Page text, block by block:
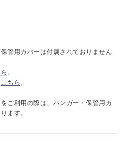
管用カバーは付属されておりません
。
こちら 。
ご利用の際は、ハンガー・保管用カ
ます。